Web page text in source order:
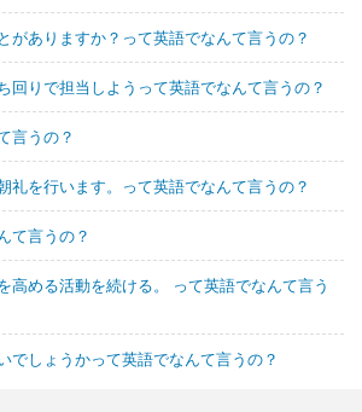
がありますか？って英語でなんて言うの？
回りで担当しようって英語でなんて言うの？
言うの？
礼を行います。って英語でなんて言うの？
て言うの？
高める活動を続ける。 って英語でなんて言う
でしょうかって英語でなんて言うの？